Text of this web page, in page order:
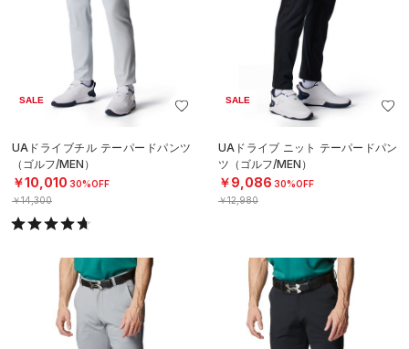
SALE
UAドライブチル テーパードパンツ
（ゴルフ/MEN）
￥10,010 30%OFF
￥14,300
SALE
UAドライブ ニット テーパードパン
ツ（ゴルフ/MEN）
￥9,086 30%OFF
￥12,980